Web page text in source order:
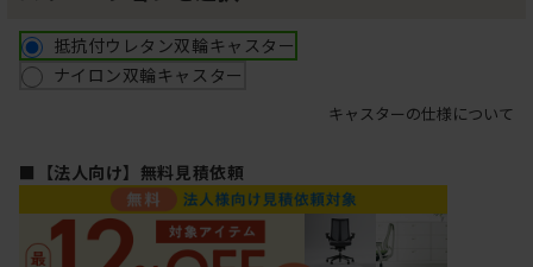
抵抗付ウレタン双輪キャスター
ナイロン双輪キャスター
キャスターの仕様について
■【法人向け】無料見積依頼